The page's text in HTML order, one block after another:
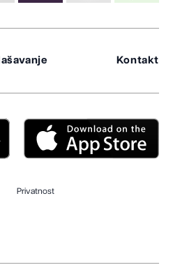
Kontakt
Privatnost